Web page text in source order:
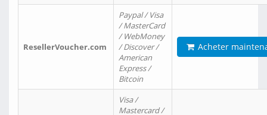
ResellerVoucher.com
Paypal / Visa
/ MasterCard
/ WebMoney
/ Discover /
American
Express /
Bitcoin
Acheter
Visa /
Mastercard /